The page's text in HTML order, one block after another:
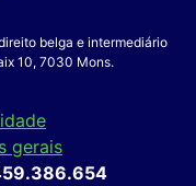
belga e intermediário
10, 7030 Mons.
gerais